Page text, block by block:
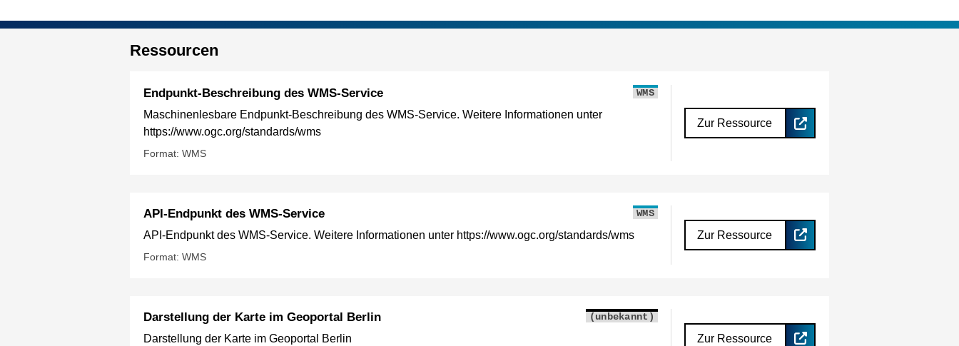
Ressourcen
Endpunkt-Beschreibung des WMS-Service WMS
Maschinenlesbare Endpunkt-Beschreibung des WMS-Service. Weitere Informationen unter
https://www.ogc.org/standards/wms
Format: WMS
Zur Ressource
API-Endpunkt des WMS-Service WMS
API-Endpunkt des WMS-Service. Weitere Informationen unter https://www.ogc.org/standards/wms
Format: WMS
Zur Ressource
Darstellung der Karte im Geoportal Berlin (unbekannt)
Darstellung der Karte im Geoportal Berlin Zur Ressource